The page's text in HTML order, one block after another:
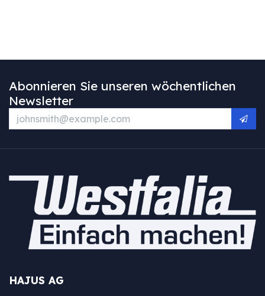
Abonnieren Sie unseren wöchentlichen
Newsletter
HAJUS AG